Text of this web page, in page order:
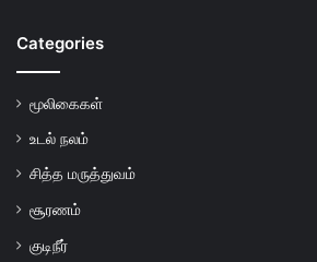
Categories
மூலிகைகள்
உடல் நலம்
சித்த மருத்துவம்
சூரணம்
குடிநீர்